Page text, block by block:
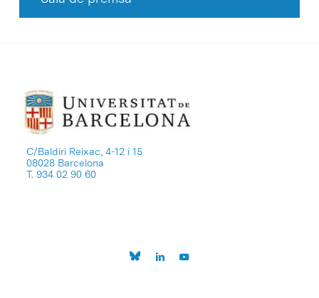
C/Baldiri Reixac, 4-12 i 15
08028 Barcelona
T. 934 02 90 60